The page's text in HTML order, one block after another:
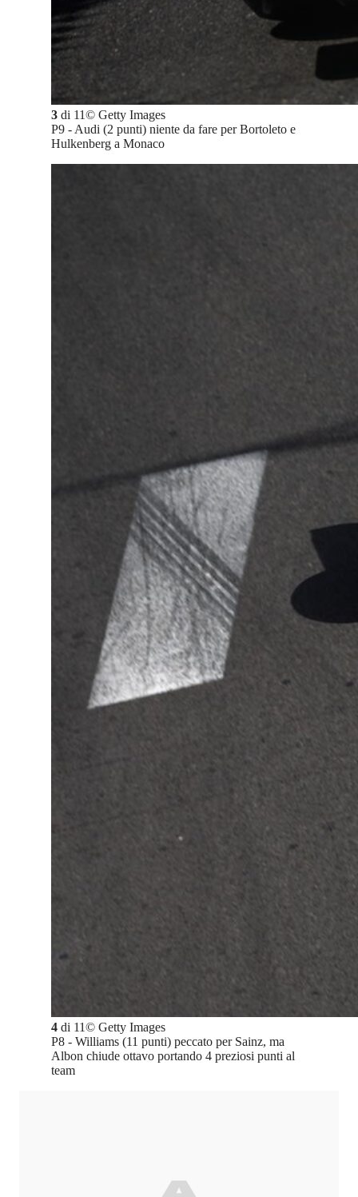
3 di 11© Getty Images
P9 - Audi (2 punti) niente da fare per Bortoleto e
Hulkenberg a Monaco
4 di 11© Getty Images
P8 - Williams (11 punti) peccato per Sainz, ma
Albon chiude ottavo portando 4 preziosi punti al
team